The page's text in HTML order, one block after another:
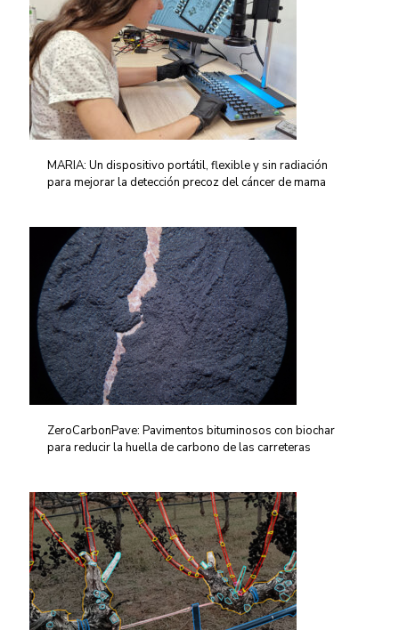
MARIA: Un dispositivo portátil, flexible y sin radiación
para mejorar la detección precoz del cáncer de mama
ZeroCarbonPave: Pavimentos bituminosos con biochar
para reducir la huella de carbono de las carreteras